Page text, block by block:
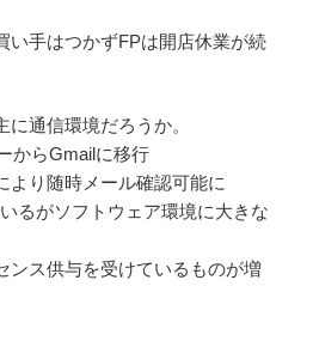
い手はつかずFPは開店休業が続
通信環境だろうか。
からGmailに移行
より随時メール確認可能に
るがソフトウェア環境に大きな
ンス供与を受けているものが増